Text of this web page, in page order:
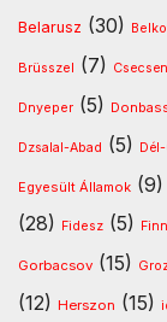
Belarusz (30)
Brüsszel (7)
Dnyeper (5)
Dzsalal-Abad (5)
Egyesült Államok (9)
(28) Fidesz (5)
Gorbacsov (15)
(12) Herszon (15)